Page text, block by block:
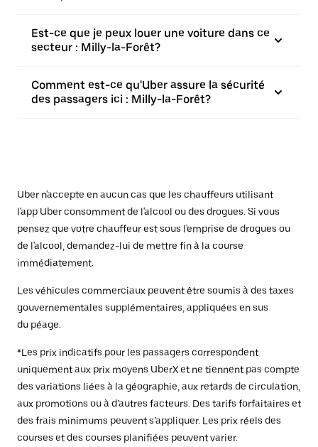
Est-ce que je peux louer une voiture dans ce
secteur : Milly-la-Forêt?
Comment est-ce qu'Uber assure la sécurité
des passagers ici : Milly-la-Forêt?
Uber n'accepte en aucun cas que les chauffeurs utilisant
l'app Uber consomment de l'alcool ou des drogues. Si vous
pensez que votre chauffeur est sous l'emprise de drogues ou
de l'alcool, demandez-lui de mettre fin à la course
immédiatement.
Les véhicules commerciaux peuvent être soumis à des taxes
gouvernementales supplémentaires, appliquées en sus
du péage.
*Les prix indicatifs pour les passagers correspondent
uniquement aux prix moyens UberX et ne tiennent pas compte
des variations liées à la géographie, aux retards de circulation,
aux promotions ou à d’autres facteurs. Des tarifs forfaitaires et
des frais minimums peuvent s’appliquer. Les prix réels des
courses et des courses planifiées peuvent varier.